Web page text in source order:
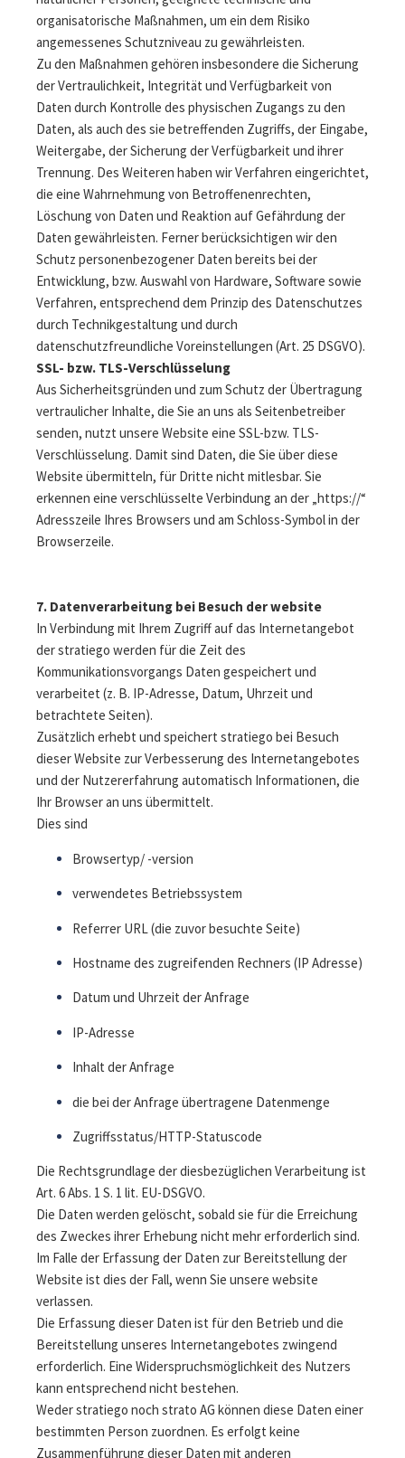
organisatorische Maßnahmen, um ein dem Risiko
angemessenes Schutzniveau zu gewährleisten.
Zu den Maßnahmen gehören insbesondere die Sicherung
der Vertraulichkeit, Integrität und Verfügbarkeit von
Daten durch Kontrolle des physischen Zugangs zu den
Daten, als auch des sie betreffenden Zugriffs, der Eingabe,
Weitergabe, der Sicherung der Verfügbarkeit und ihrer
Trennung. Des Weiteren haben wir Verfahren eingerichtet,
die eine Wahrnehmung von Betroffenenrechten,
Löschung von Daten und Reaktion auf Gefährdung der
Daten gewährleisten. Ferner berücksichtigen wir den
Schutz personenbezogener Daten bereits bei der
Entwicklung, bzw. Auswahl von Hardware, Software sowie
Verfahren, entsprechend dem Prinzip des Datenschutzes
durch Technikgestaltung und durch
datenschutzfreundliche Voreinstellungen (Art. 25 DSGVO).
SSL- bzw. TLS-Verschlüsselung
Aus Sicherheitsgründen und zum Schutz der Übertragung
vertraulicher Inhalte, die Sie an uns als Seitenbetreiber
senden, nutzt unsere Website eine SSL-bzw. TLS-
Verschlüsselung. Damit sind Daten, die Sie über diese
Website übermitteln, für Dritte nicht mitlesbar. Sie
erkennen eine verschlüsselte Verbindung an der „https://“
Adresszeile Ihres Browsers und am Schloss-Symbol in der
Browserzeile.
7. Datenverarbeitung bei Besuch der website
In Verbindung mit Ihrem Zugriff auf das Internetangebot
der stratiego werden für die Zeit des
Kommunikationsvorgangs Daten gespeichert und
verarbeitet (z. B. IP-Adresse, Datum, Uhrzeit und
betrachtete Seiten).
Zusätzlich erhebt und speichert stratiego bei Besuch
dieser Website zur Verbesserung des Internetangebotes
und der Nutzererfahrung automatisch Informationen, die
Ihr Browser an uns übermittelt.
Dies sind
Browsertyp/ -version
verwendetes Betriebssystem
Referrer URL (die zuvor besuchte Seite)
Hostname des zugreifenden Rechners (IP Adresse)
Datum und Uhrzeit der Anfrage
IP-Adresse
Inhalt der Anfrage
die bei der Anfrage übertragene Datenmenge
Zugriffsstatus/HTTP-Statuscode
Die Rechtsgrundlage der diesbezüglichen Verarbeitung ist
Art. 6 Abs. 1 S. 1 lit. EU-DSGVO.
Die Daten werden gelöscht, sobald sie für die Erreichung
des Zweckes ihrer Erhebung nicht mehr erforderlich sind.
Im Falle der Erfassung der Daten zur Bereitstellung der
Website ist dies der Fall, wenn Sie unsere website
verlassen.
Die Erfassung dieser Daten ist für den Betrieb und die
Bereitstellung unseres Internetangebotes zwingend
erforderlich. Eine Widerspruchsmöglichkeit des Nutzers
kann entsprechend nicht bestehen.
Weder stratiego noch strato AG können diese Daten einer
bestimmten Person zuordnen. Es erfolgt keine
Zusammenführung dieser Daten mit anderen